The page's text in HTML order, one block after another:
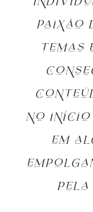
paixão
temas
no início
em
pela